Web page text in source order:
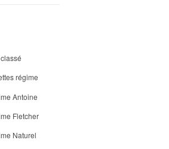
régime
Antoine
Fletcher
Naturel